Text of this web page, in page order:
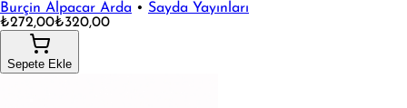
Burçin Alpacar Arda • Sayda Yayınları
₺272,00₺320,00
Sepete Ekle